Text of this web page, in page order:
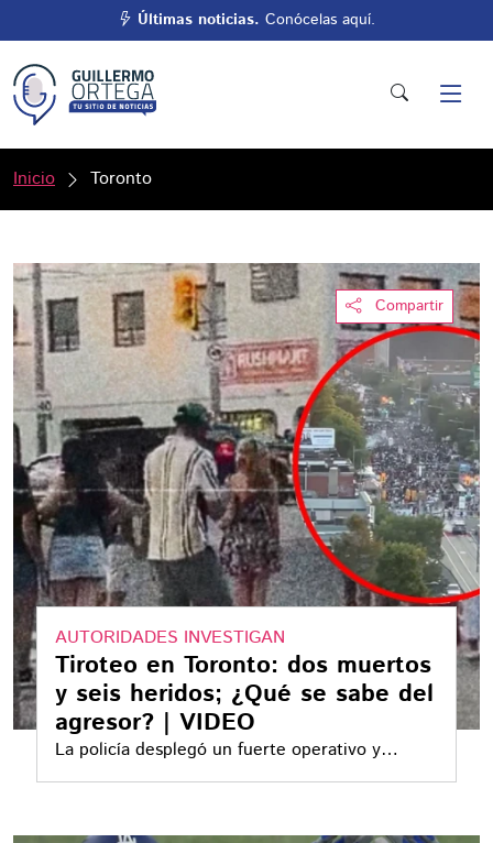
Últimas noticias. Conócelas aquí.
Inicio Toronto
Compartir
AUTORIDADES INVESTIGAN
Tiroteo en Toronto: dos muertos
y seis heridos; ¿Qué se sabe del
agresor? | VIDEO
La policía desplegó un fuerte operativo y
mantiene abiertas las investigaciones para